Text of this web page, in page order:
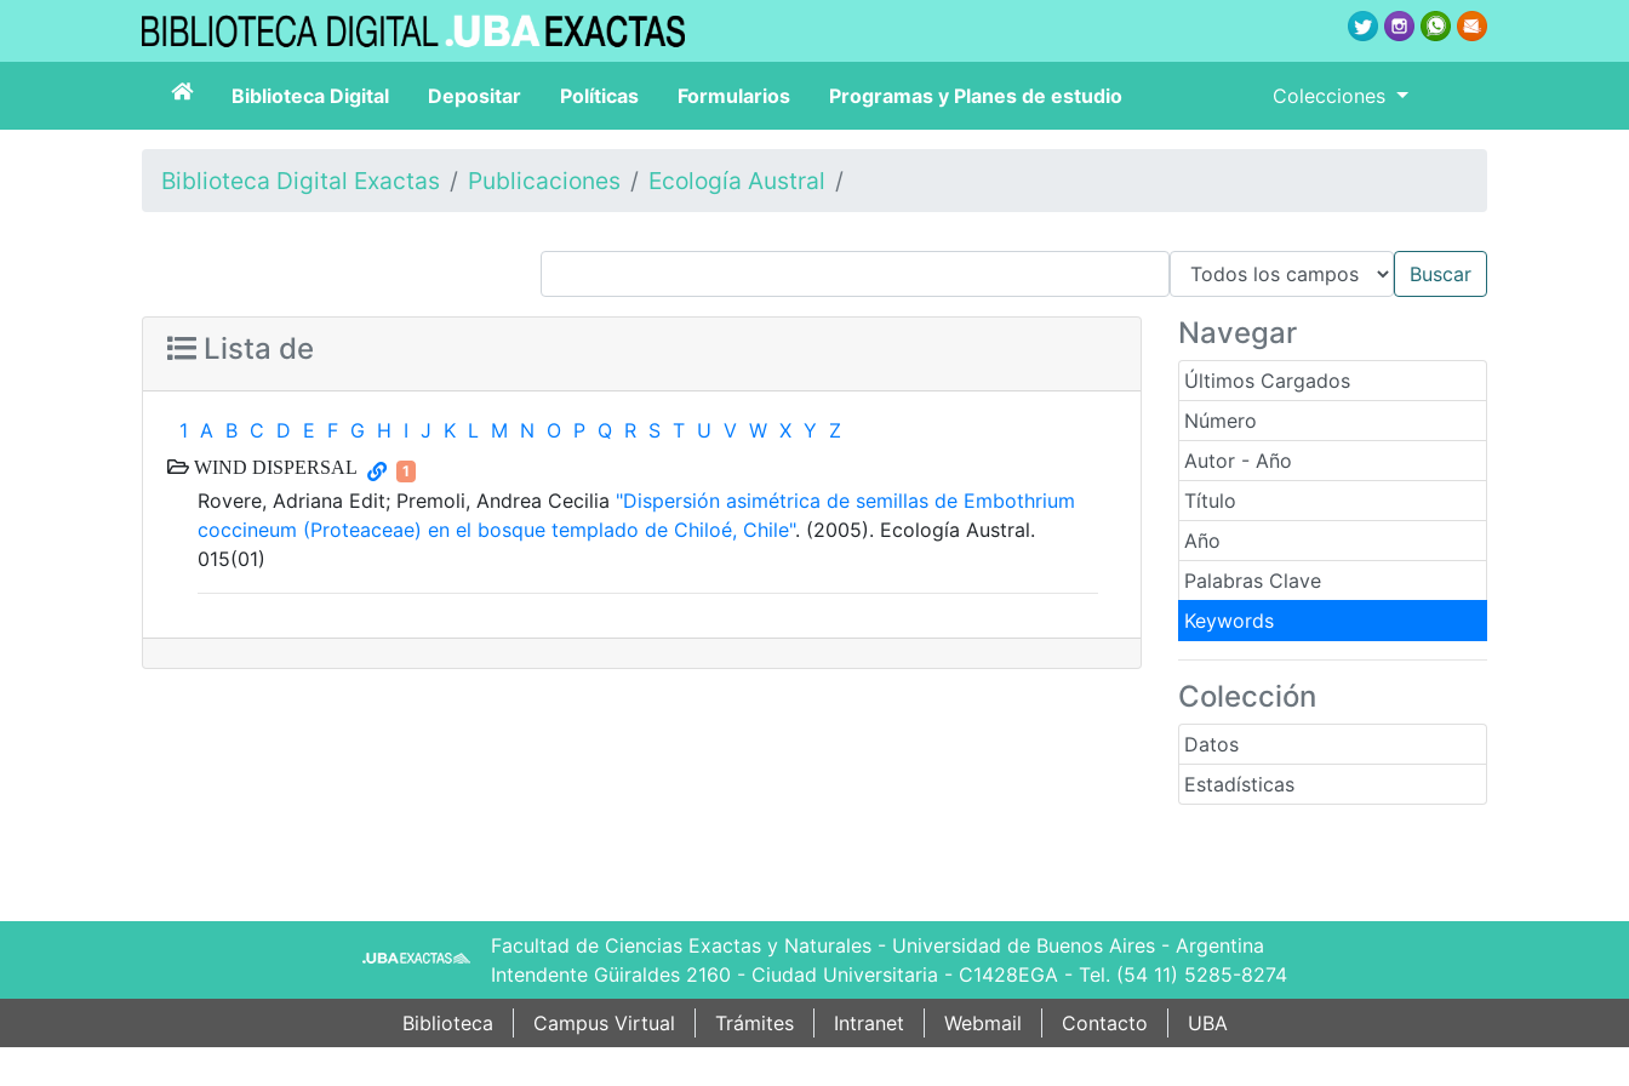
Biblioteca Digital Depositar Políticas Formularios Programas y Planes de estudio Colecciones
Biblioteca Digital Exactas Publicaciones Ecología Austral
Navegar
Últimos Cargados
Número
Autor - Año
Título
Año
Palabras Clave
Keywords
Colección
Datos
Estadísticas
Lista de
1 A B C D E F G H I J K L M N O P Q R S T U V W X Y Z
WIND DISPERSAL 1
Rovere, Adriana Edit; Premoli, Andrea Cecilia "Dispersión asimétrica de semillas de Embothrium
coccineum (Proteaceae) en el bosque templado de Chiloé, Chile". (2005). Ecología Austral.
015(01)
Facultad de Ciencias Exactas y Naturales - Universidad de Buenos Aires - Argentina
Intendente Güiraldes 2160 - Ciudad Universitaria - C1428EGA - Tel. (54 11) 5285-8274
Biblioteca
Campus Virtual Trámites Intranet Webmail Contacto UBA